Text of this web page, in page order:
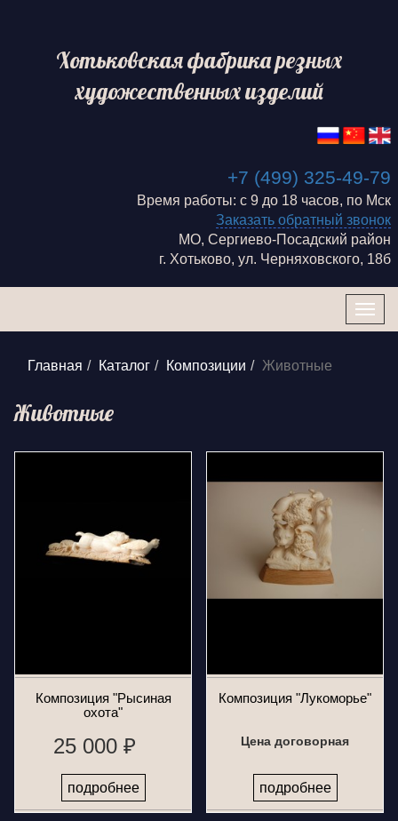
Хотьковская фабрика резных
художественных изделий
+7 (499) 325-49-79
Время работы: с 9 до 18 часов, по Мск
Заказать обратный звонок
МО, Сергиево-Посадский район
г. Хотьково, ул. Черняховского, 18б
Главная Каталог Композиции Животные
Животные
Композиция "Рысиная
охота"
25 000 ₽
подробнее
Композиция "Лукоморье"
Цена договорная
подробнее